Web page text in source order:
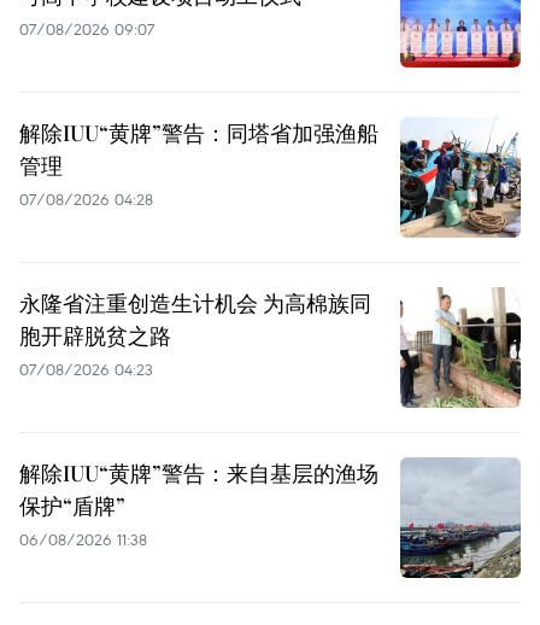
07/08/2026 09:07
解除IUU“黄牌”警告：同塔省加强渔船
管理
07/08/2026 04:28
永隆省注重创造生计机会 为高棉族同
胞开辟脱贫之路
07/08/2026 04:23
解除IUU“黄牌”警告：来自基层的渔场
保护“盾牌”
06/08/2026 11:38